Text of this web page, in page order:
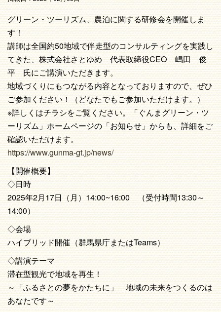
グリーン・ツーリズム、農泊に関する研修会を開催しま
す！
講師は全国約50地域で伴走型のコンサルティングを実践し
てきた、株式会社さとゆめ 代表取締役CEO 嶋田 俊
平 氏にご講演いただきます。
地域づくりにもつながる内容となっておりますので、ぜひ
ご参加ください！（どなたでもご参加いただけます。）
※詳しくはチラシをご覧ください。「ぐんまグリーン・ツ
ーリズム」ホームページの「お知らせ」からも、詳細をご
確認いただけます。
https://www.gunma-gt.jp/news/
【開催概要】
◇日時
2025年2月17日（月）14:00~16:00 （受付時間13:30～
14:00）
◇会場
ハイブリッド開催（群馬県庁またはTeams）
◇講演テーマ
滞在型観光で地域を再生！
～「ふるさとの夢をかたちに」 地域の未来をつくるのは
あなたです～